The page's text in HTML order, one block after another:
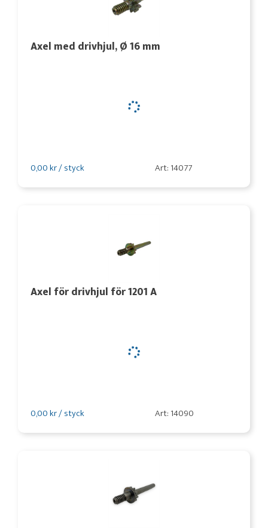
Axel med drivhjul, Ø 16 mm
0,00 kr / styck Art: 14077
Axel för drivhjul för 1201 A
0,00 kr / styck Art: 14090